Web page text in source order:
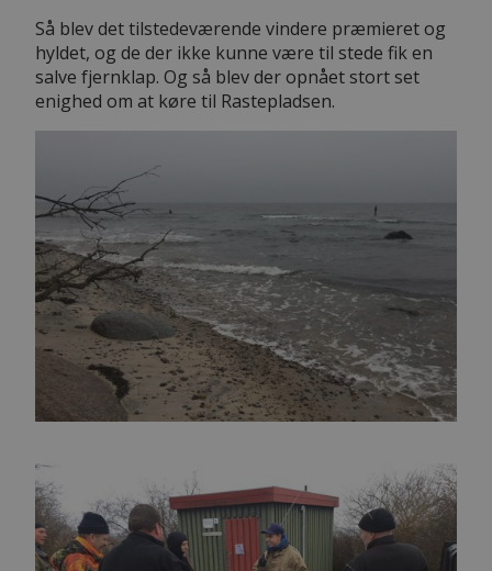
Så blev det tilstedeværende vindere præmieret og
hyldet, og de der ikke kunne være til stede fik en
salve fjernklap. Og så blev der opnået stort set
enighed om at køre til Rastepladsen.